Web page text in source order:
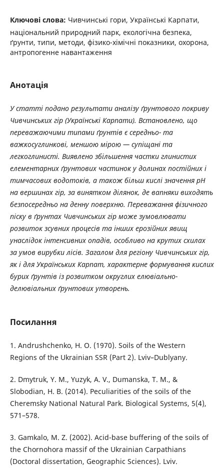
Ключові слова: Чивчинські гори, Українські Карпати,
національний природний парк, екологічна безпека,
ґрунти, типи, методи, фізико-хімічні показники, охорона,
антропогенне навантаження
Анотація
У статті подано результати аналізу ґрунтового покриву
Чивчинських гір (Українські Карпати). Встановлено, що
переважаючими типами ґрунтів є середньо- та
важкосуглинкові, меншою мірою — супіщані та
легкоглинисті. Виявлено збільшення частки глинистих
елементарних ґрунтових частинок у долинах постійних і
тимчасових водотоків, а також більш кислі значення pH
на вершинах гір, за винятком ділянок, де вапняки виходять
безпосередньо на денну поверхню. Переважання фізичного
піску в ґрунтах Чивчинських гір може зумовлювати
розвиток зсувних процесів та інших ерозійних явищ
унаслідок інтенсивних опадів, особливо на крутих схилах
за умов вирубки лісів. Загалом для регіону Чивчинських гір,
як і для Українських Карпат, характерне формування кислих
бурих ґрунтів із розвитком округлих елювіально-
делювіальних ґрунтових утворень.
Посилання
1. Andrushchenko, H. O. (1970). Soils of the Western
Regions of the Ukrainian SSR (Part 2). Lviv–Dublyany.
2. Dmytruk, Y. M., Yuzyk, A. V., Dumanska, T. M., &
Slobodian, H. B. (2014). Peculiarities of the soils of the
Cheremsky National Natural Park. Biological Systems, 5(4),
571–578.
3. Gamkalo, M. Z. (2002). Acid-base buffering of the soils of
the Chornohora massif of the Ukrainian Carpathians
(Doctoral dissertation, Geographic Sciences). Lviv.